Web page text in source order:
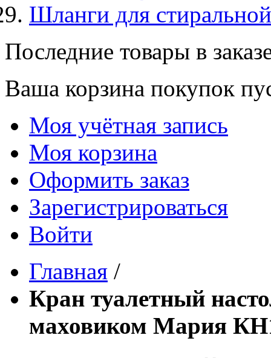
Шланги для
Последние товары в
Ваша корзина покупок
Моя учётная запись
Моя корзина
Оформить заказ
Зарегистрироваться
Войти
Главная /
Кран туалетный
маховиком Мария